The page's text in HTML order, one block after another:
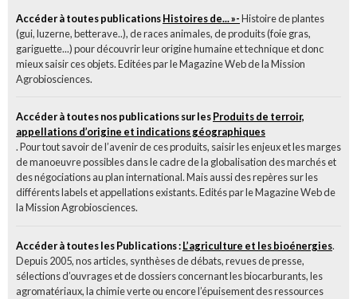
Accéder à toutes publicationsHistoires de... »-Histoire de plantes
(gui, luzerne, betterave..), de races animales, de produits (foie gras,
gariguette...) pour découvrir leur origine humaine et technique et donc
mieux saisir ces objets. Editées par le Magazine Web de la Mission
Agrobiosciences.
Accéder à toutes nos publications sur lesProduits de terroir,
appellations d’origine et indications géographiques
. Pour tout savoir de l’avenir de ces produits, saisir les enjeux et les marges
de manoeuvre possibles dans le cadre de la globalisation des marchés et
des négociations au plan international. Mais aussi des repères sur les
différents labels et appellations existants. Edités par le Magazine Web de
la Mission Agrobiosciences.
Accéder à toutes les Publications :L’agriculture et les bioénergies.
Depuis 2005, nos articles, synthèses de débats, revues de presse,
sélections d’ouvrages et de dossiers concernant les biocarburants, les
agromatériaux, la chimie verte ou encore l’épuisement des ressources